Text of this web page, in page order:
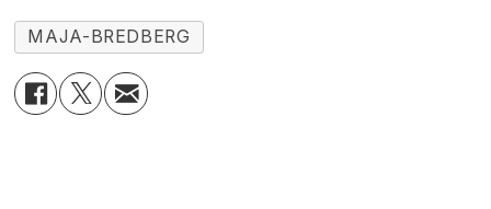
MAJA-BREDBERG